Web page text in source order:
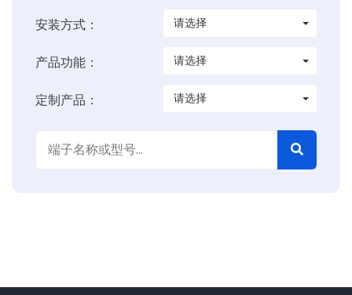
安装方式： 请选择
产品功能： 请选择
定制产品： 请选择